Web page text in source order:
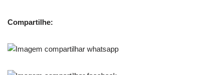
Compartilhe: